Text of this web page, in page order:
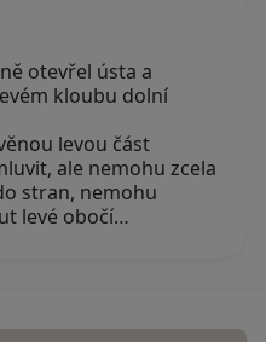
otevřel ústa a
kloubu dolní
levou část
ale nemohu zcela
stran, nemohu
levé obočí…